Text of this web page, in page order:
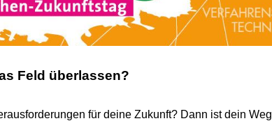
Feld überlassen?
für deine Zukunft? Dann ist dein Weg